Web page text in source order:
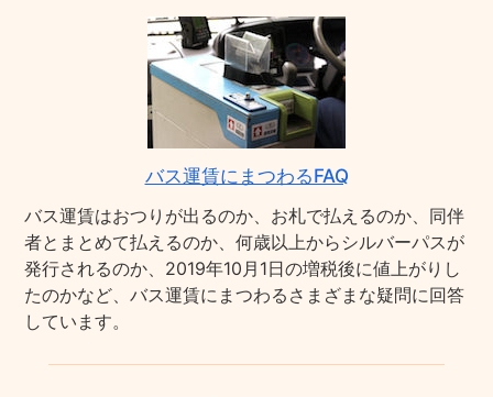
バス運賃にまつわるFAQ
バス運賃はおつりが出るのか、お札で払えるのか、同伴
者とまとめて払えるのか、何歳以上からシルバーパスが
発行されるのか、2019年10月1日の増税後に値上がりし
たのかなど、バス運賃にまつわるさまざまな疑問に回答
しています。